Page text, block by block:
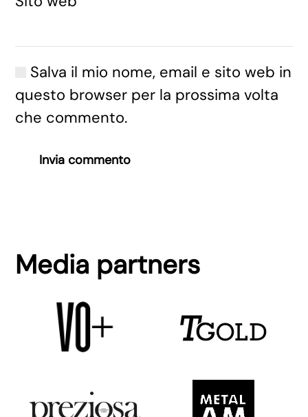
Salva il mio nome, email e sito web in
questo browser per la prossima volta
che commento.
Invia commento
Media partners